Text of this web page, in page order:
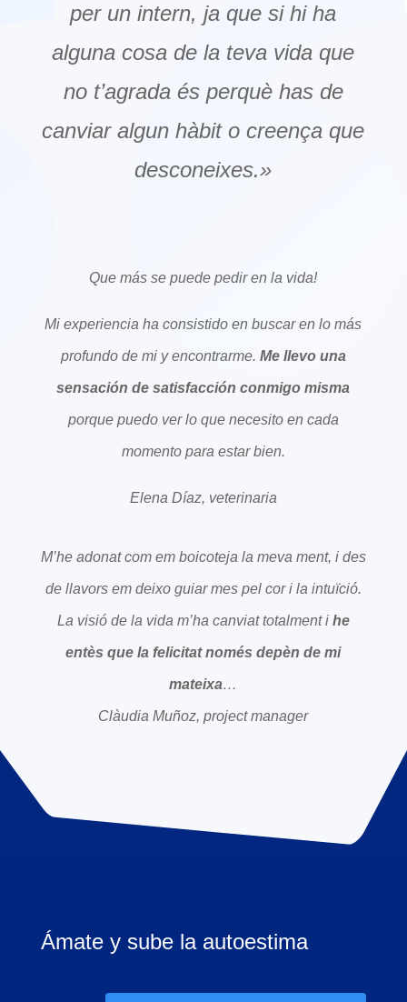
per un intern, ja que si hi ha
alguna cosa de la teva vida que
no t’agrada és perquè has de
canviar algun hàbit o creença que
desconeixes.»
Que más se puede pedir en la vida!
Mi experiencia ha consistido en buscar en lo más
profundo de mi y encontrarme. Me llevo una
sensación de satisfacción conmigo misma
porque puedo ver lo que necesito en cada
momento para estar bien.
Elena Díaz, veterinaria
M’he adonat com em boicoteja la meva ment, i des
de llavors em deixo guiar mes pel cor i la intuïció.
La visió de la vida m’ha canviat totalment i he
entès que la felicitat només depèn de mi
mateixa…
Clàudia Muñoz, project manager
Ámate y sube la autoestima